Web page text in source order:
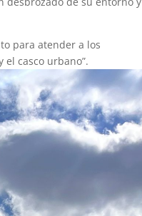
para atender a los
casco urbano”.